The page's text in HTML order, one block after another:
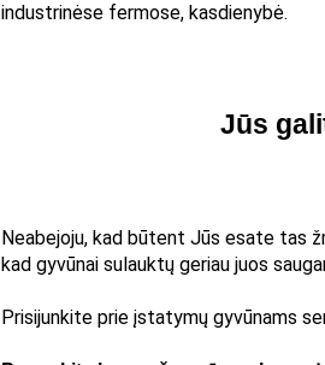
industrinėse fermose, kasdienybė.
Jūs
Neabejoju, kad būtent Jūs esate tas
kad gyvūnai sulauktų geriau juos
Prisijunkite prie įstatymų gyvūnams